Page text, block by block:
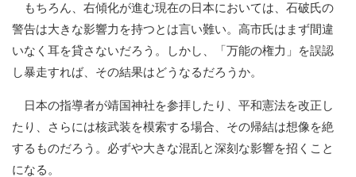
もちろん、右傾化が進む現在の日本においては、石破氏の
警告は大きな影響力を持つとは言い難い。高市氏はまず間違
いなく耳を貸さないだろう。しかし、「万能の権力」を誤認
し暴走すれば、その結果はどうなるだろうか。
日本の指導者が靖国神社を参拝したり、平和憲法を改正し
たり、さらには核武装を模索する場合、その帰結は想像を絶
するものだろう。必ずや大きな混乱と深刻な影響を招くこと
になる 。